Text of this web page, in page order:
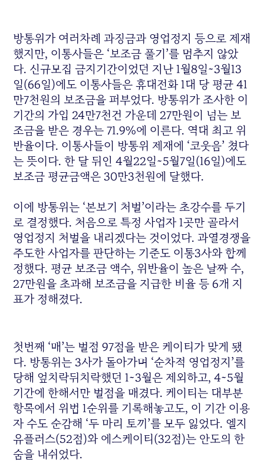
방통위가 여러차례 과징금과 영업정지 등으로 제재
했지만, 이통사들은 ‘보조금 풀기’를 멈추지 않았
다. 신규모집 금지기간이었던 지난 1월8일~3월13
일(66일)에도 이통사들은 휴대전화 1대 당 평균 41
만7천원의 보조금을 퍼부었다. 방통위가 조사한 이
기간의 가입 24만7천건 가운데 27만원이 넘는 보
조금을 받은 경우는 71.9%에 이른다. 역대 최고 위
반율이다. 이통사들이 방통위 제재에 ‘코웃음’ 쳤다
는 뜻이다. 한 달 뒤인 4월22일~5월7일(16일)에도
보조금 평균금액은 30만3천원에 달했다.
이에 방통위는 ‘본보기 처벌’이라는 초강수를 두기
로 결정했다. 처음으로 특정 사업자 1곳만 골라서
영업정지 처벌을 내리겠다는 것이었다. 과열경쟁을
주도한 사업자를 판단하는 기준도 이통3사와 함께
정했다. 평균 보조금 액수, 위반율이 높은 날짜 수,
27만원을 초과해 보조금을 지급한 비율 등 6개 지
표가 정해졌다.
첫번째 ‘매’는 벌점 97점을 받은 케이티가 맞게 됐
다. 방통위는 3사가 돌아가며 ‘순차적 영업정지’를
당해 엎치락뒤치락했던 1~3월은 제외하고, 4~5월
기간에 한해서만 벌점을 매겼다. 케이티는 대부분
항목에서 위법 1순위를 기록해놓고도, 이 기간 이용
자 수도 순감해 ‘두 마리 토끼’를 모두 잃었다. 엘지
유플러스(52점)와 에스케이티(32점)는 안도의 한
숨을 내쉬었다.